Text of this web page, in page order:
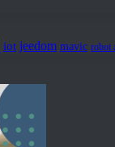
iot jeedom mavic robot